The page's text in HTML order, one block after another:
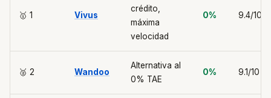
🥇 1 Vivus
crédito,
máxima
velocidad
0% 9.4/10
🥈 2 Wandoo
Alternativa al
0% TAE
0% 9.1/10